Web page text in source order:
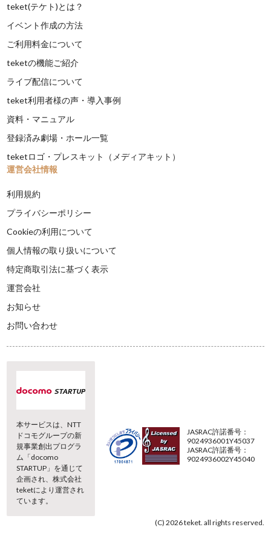
teket(テケト)とは？
イベント作成の方法
ご利用料金について
teketの機能ご紹介
ライブ配信について
teket利用者様の声・導入事例
資料・マニュアル
登録済み劇場・ホール一覧
teketロゴ・プレスキット（メディアキット）
運営会社情報
利用規約
プライバシーポリシー
Cookieの利用について
個人情報の取り扱いについて
特定商取引法に基づく表示
運営会社
お知らせ
お問い合わせ
本サービスは、NTT
ドコモグループの新
規事業創出プログラ
ム「docomo
STARTUP」を通じて
企画され、株式会社
teketにより運営され
ています。
JASRAC許諾番号：
9024936001Y45037
JASRAC許諾番号：
9024936002Y45040
(C) 2026 teket. all rights reserved.